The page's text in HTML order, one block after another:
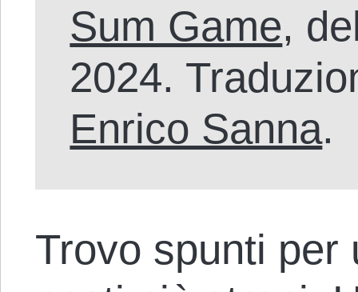
Sum Game,
2024.
Enrico Sanna.
Trovo spunti per